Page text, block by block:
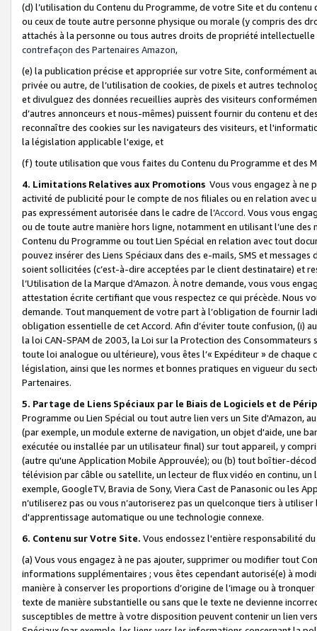
(d) l’utilisation du Contenu du Programme, de votre Site et du
ou ceux de toute autre personne physique ou morale (y compris des
attachés à la personne ou tous autres droits de propriété
contrefaçon des Partenaires Amazon,
(e) la publication précise et appropriée sur votre Site, conformément
privée ou autre, de l’utilisation de cookies, de pixels et autres
et divulguez des données recueillies auprès des visiteurs
d’autres annonceurs et nous-mêmes) puissent fournir du contenu et
reconnaître des cookies sur les navigateurs des visiteurs, et
la législation applicable l'exige, et
(f) toute utilisation que vous faites du Contenu du Programme et des
4. Limitations Relatives aux Promotions Vous vous engagez à ne
activité de publicité pour le compte de nos filiales ou en relation avec
pas expressément autorisée dans le cadre de l’Accord. Vous vous
ou de toute autre manière hors ligne, notamment en utilisant l’une
Contenu du Programme ou tout Lien Spécial en relation avec tout
pouvez insérer des Liens Spéciaux dans des e-mails, SMS et
soient sollicitées (c’est-à-dire acceptées par le client destinataire) et
l’Utilisation de la Marque d’Amazon. À notre demande, vous vous
attestation écrite certifiant que vous respectez ce qui précède. Nous
demande. Tout manquement de votre part à l’obligation de fournir
obligation essentielle de cet Accord. Afin d’éviter toute confusion, (i)
la loi CAN-SPAM de 2003, la Loi sur la Protection des
toute loi analogue ou ultérieure), vous êtes l’« Expéditeur » de
législation, ainsi que les normes et bonnes pratiques en vigueur du
Partenaires.
5. Partage de Liens Spéciaux par le Biais de Logiciels et de
Programme ou Lien Spécial ou tout autre lien vers un Site d'Amazon,
(par exemple, un module externe de navigation, un objet d'aide, une
exécutée ou installée par un utilisateur final) sur tout appareil, y
(autre qu'une Application Mobile Approuvée); ou (b) tout boîtier-
télévision par câble ou satellite, un lecteur de flux vidéo en continu,
exemple, GoogleTV, Bravia de Sony, Viera Cast de Panasonic ou les
n’utiliserez pas ou vous n’autoriserez pas un quelconque tiers à
d'apprentissage automatique ou une technologie connexe.
6. Contenu sur Votre Site. Vous endossez l'entière responsabilité
(a) Vous vous engagez à ne pas ajouter, supprimer ou modifier tout
informations supplémentaires ; vous êtes cependant autorisé(e) à
manière à conserver les proportions d’origine de l’image ou à
texte de manière substantielle ou sans que le texte ne devienne
susceptibles de mettre à votre disposition peuvent contenir un lien